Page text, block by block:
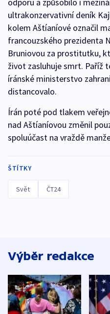
odporu a způsobilo i
ultrakonzervativní deník
kolem Aštíaníové označil
francouzského prezidenta
Bruniovou za prostitutku,
život zasluhuje smrt. Paříž
íránské ministerstvo
distancovalo.
Írán poté pod tlakem
nad Aštíaníovou změnil
spoluúčast na vraždě
ŠTÍTKY
Svět ČT24
Výběr redakce